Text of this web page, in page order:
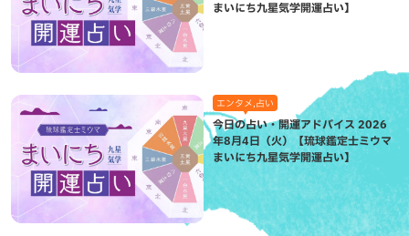
まいにち九星気学開運占い】
エンタメ,占い
今日の占い・開運アドバイス 2026
年8月4日（火）【琉球鑑定士ミウマ
まいにち九星気学開運占い】